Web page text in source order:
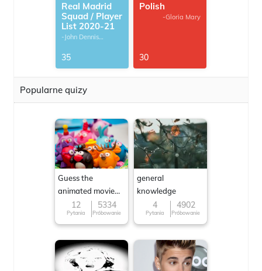
Real Madrid
Squad / Player
List 2020-21
-John Dennis
35
Polish
-Gloria Mary
30
Popularne quizy
Guess the
animated movie
character
12
Pytania
5334
Próbowanie
general
knowledge
4
Pytania
4902
Próbowanie